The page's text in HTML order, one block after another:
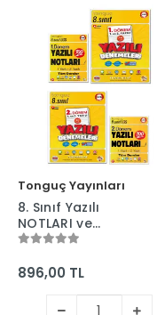
Tonguç Yayınları
8. Sınıf Yazılı
NOTLARI ve
DENEMELERİ - 1 ve 2.
Yayınları
896,00 TL